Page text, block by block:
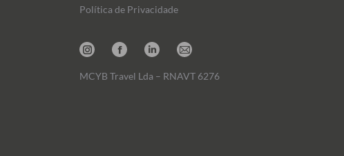
Política de Privacidade
InstagramFacebookLinkedinMail
MCYB Travel Lda – RNAVT 6276